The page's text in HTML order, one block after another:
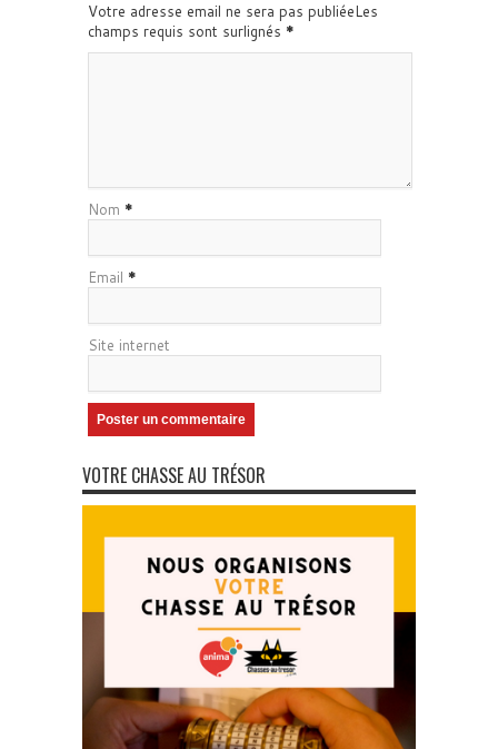
Votre adresse email ne sera pas publiéeLes
champs requis sont surlignés *
Nom *
Email *
Site internet
VOTRE CHASSE AU TRÉSOR